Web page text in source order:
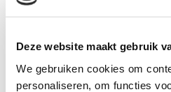
Deze website maakt gebruik
We gebruiken cookies om
personaliseren, om functies